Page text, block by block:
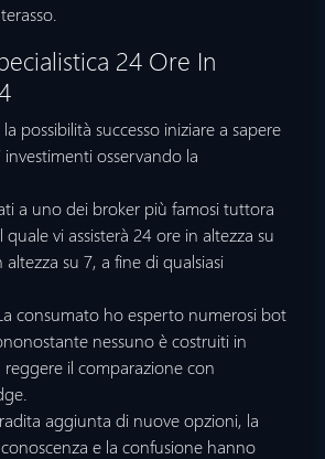
24 Ore In
possibilità successo iniziare a sapere
osservando la
a uno dei broker più famosi tuttora
quale vi assisterà 24 ore in altezza su
su 7, a fine di qualsiasi
consumato ho esperto numerosi bot
nessuno è costruiti in
il comparazione con
aggiunta di nuove opzioni, la
e la confusione hanno